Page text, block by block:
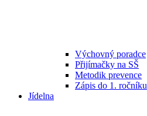
Výchovný poradce
Přijímačky na SŠ
Metodik prevence
Zápis do 1. ročníku
Jídelna